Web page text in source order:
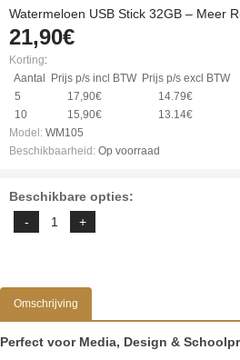
Watermeloen USB Stick 32GB – Meer
21,90€
Korting:
Aantal
Prijs p/s incl BTW Prijs p/s excl BTW
5
17,90€
14.79€
10
15,90€
13.14€
Model: WM105
Beschikbaarheid: Op voorraad
Beschikbare opties:
Omschrijving
Perfect voor Media, Design &